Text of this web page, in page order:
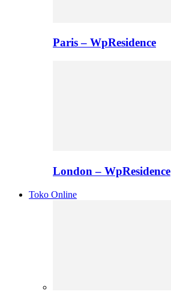
Paris – WpResidence
London – WpResidence
Toko Online